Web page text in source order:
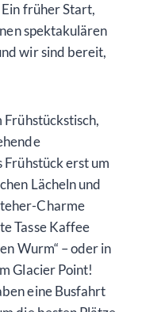
früher Start,
spektakulären
wir sind bereit,
erst um
Lächeln und
Charme
Tasse Kaffee
Wurm“ – oder in
Glacier Point!
eine Busfahrt